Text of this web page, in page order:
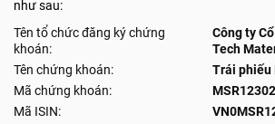
như sau:
Tên tổ chức đăng ký chứng
khoán:
Công ty
Tech
Tên chứng khoán:
Trái phiếu
Mã chứng khoán:
MSR12302
Mã ISIN: